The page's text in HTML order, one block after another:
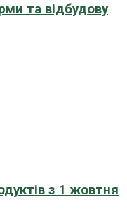
та відбудову
з 1 жовтня